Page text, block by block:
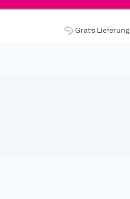
Gratis